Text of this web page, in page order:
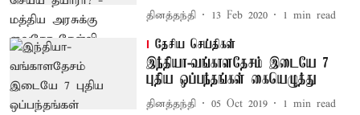
தினத்தந்தி 13 Feb 2020 1 min read
தேசிய செய்திகள்
இந்தியா-வங்காளதேசம் இடையே 7
புதிய ஒப்பந்தங்கள் கையெழுத்து
தினத்தந்தி 05 Oct 2019 1 min read